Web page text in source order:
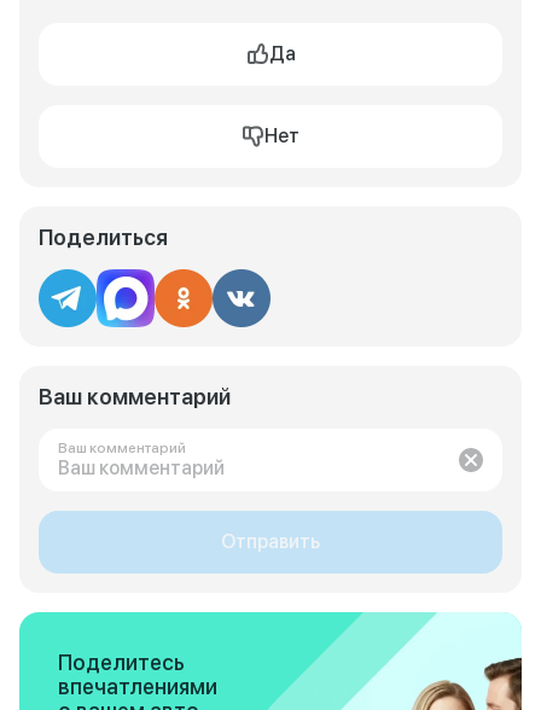
Да
Нет
Поделиться
Ваш комментарий
Ваш комментарий
Отправить
Поделитесь
впечатлениями